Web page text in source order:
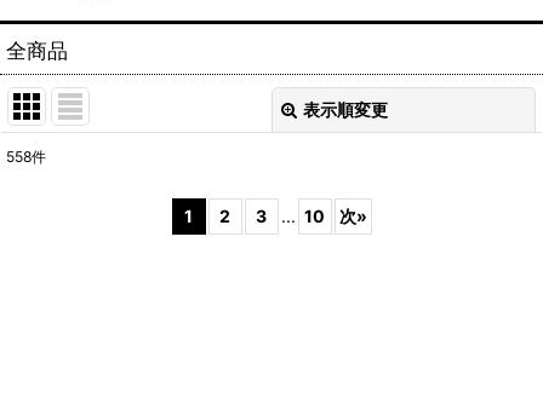
全商品
表示順変更
558件
1 2 3 ... 10 次»